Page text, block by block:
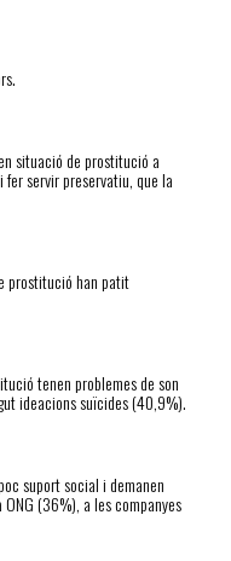
situació de prostitució a
servir preservatiu, que la
prostitució han patit
tenen problemes de son
ideacions suïcides (40,9%).
suport social i demanen
(36%), a les companyes